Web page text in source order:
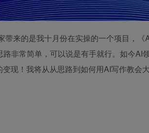
带来的是我十月份在实操的一个项目，
非常简单，可以说是有手就行。如今AI
现！我将从从思路到如何用AI写作教会